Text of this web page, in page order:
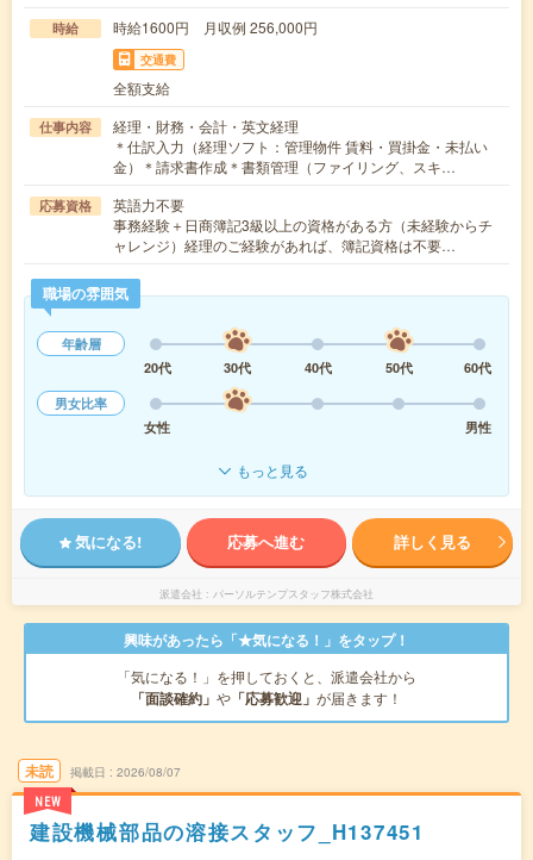
時給 時給1600円 月収例 256,000円
交通費
全額支給
仕事内容
経理・財務・会計・英文経理
＊仕訳入力（経理ソフト：管理物件 賃料・買掛金・未払い
金）＊請求書作成＊書類管理（ファイリング、スキ…
応募資格
英語力不要
事務経験＋日商簿記3級以上の資格がある方（未経験からチ
ャレンジ）経理のご経験があれば、簿記資格は不要…
職場の雰囲気
年齢層
20代
30代 40代 50代
60代
男女比率
女性
男性
もっと見る
気になる! 応募へ進む 詳しく見る
派遣会社 パーソルテンプスタッフ株式会社
興味があったら「★気になる！」をタップ！
「気になる！」を押しておくと、派遣会社から
「面談確約」 や 「応募歓迎」 が届きます！
未読
NEW
掲載日 2026/08/07
建設機械部品の溶接スタッフ_H137451